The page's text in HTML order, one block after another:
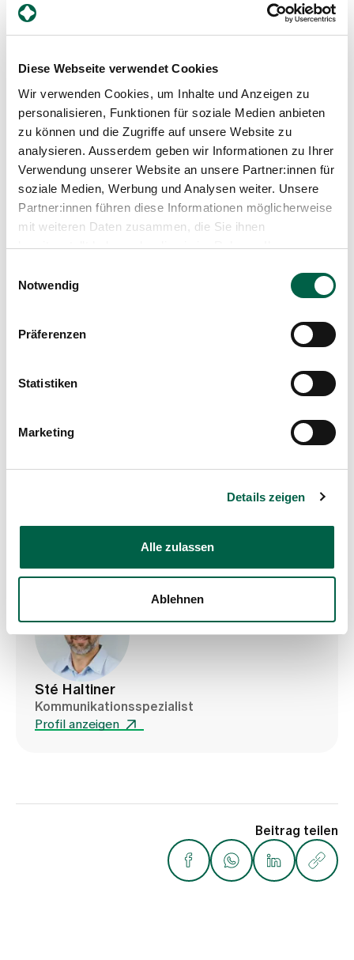
Diese Webseite verwendet Cookies
Wir verwenden Cookies, um Inhalte und Anzeigen zu
personalisieren, Funktionen für soziale Medien anbieten
zu können und die Zugriffe auf unsere Website zu
analysieren. Ausserdem geben wir Informationen zu Ihrer
Verwendung unserer Website an unsere Partner:innen für
soziale Medien, Werbung und Analysen weiter. Unsere
Partner:innen führen diese Informationen möglicherweise
mit weiteren Daten zusammen, die Sie ihnen
bereitgestellt haben oder die sie im Rahmen Ihrer
Notwendig
Präferenzen
Statistiken
Marketing
Details zeigen
Alle zulassen
Ablehnen
Profil anzeigen
Leiterin Departement Pflegeexpertise, Therapien und
Sté Haltiner
Kommunikationsspezialist
Profil anzeigen
Beitrag teilen